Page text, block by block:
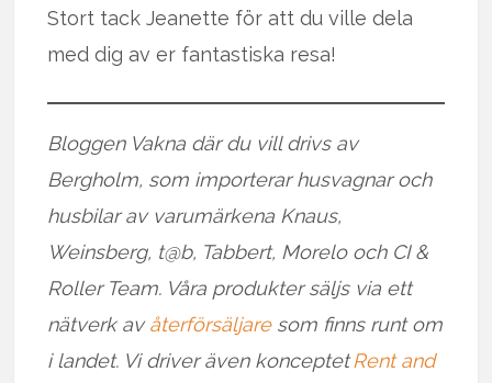
Stort tack Jeanette för att du ville dela
med dig av er fantastiska resa!
Bloggen Vakna där du vill drivs av
Bergholm, som importerar husvagnar och
husbilar av varumärkena Knaus,
Weinsberg, t@b, Tabbert, Morelo och CI &
Roller Team. Våra produkter säljs via ett
nätverk avåterförsäljaresom finns runt om
i landet. Vi driver även konceptetRent and